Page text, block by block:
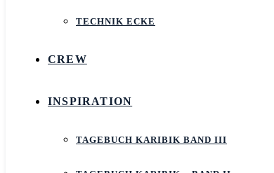
TECHNIK ECKE
CREW
INSPIRATION
TAGEBUCH KARIBIK BAND III